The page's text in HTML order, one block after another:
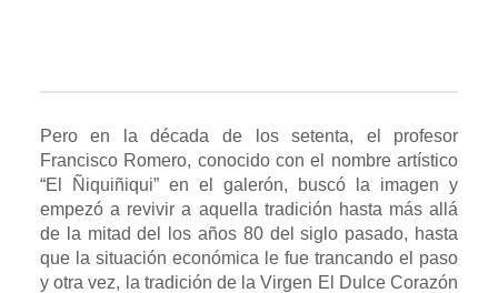
Pero en la década de los setenta, el profesor
Francisco Romero, conocido con el nombre artístico
“El Ñiquiñiqui” en el galerón, buscó la imagen y
empezó a revivir a aquella tradición hasta más allá
de la mitad del los años 80 del siglo pasado, hasta
que la situación económica le fue trancando el paso
y otra vez, la tradición de la Virgen El Dulce Corazón